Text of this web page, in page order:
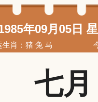
年09月05日
肖：猪 兔 马
七月